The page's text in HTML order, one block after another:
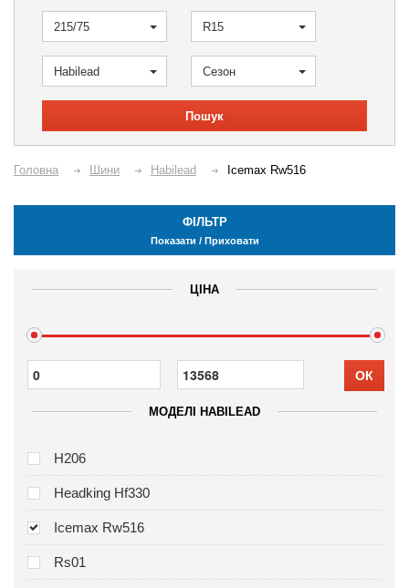
215/75 R15
Habilead Сезон
Пошук
Головна Шини Habilead Icemax Rw516
ФІЛЬТР
Показати / Приховати
ЦІНА
ОК
МОДЕЛІ HABILEAD
H206
Headking Hf330
Icemax Rw516
Rs01